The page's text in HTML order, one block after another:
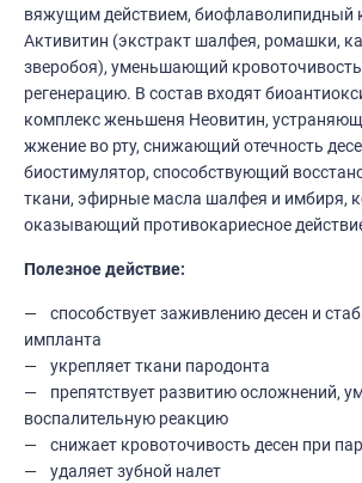
вяжущим действием, биофлаволипидный
Активитин (экстракт шалфея, ромашки,
зверобоя), уменьшающий
регенерацию. В состав входят
комплекс женьшеня Неовитин,
жжение во рту, снижающий отечность
биостимулятор, способствующий
ткани, эфирные масла шалфея и имбиря,
оказывающий противокариесное
Полезное действие:
способствует заживлению десен и
импланта
укрепляет ткани пародонта
препятствует развитию осложнений,
воспалительную реакцию
снижает кровоточивость десен при
удаляет зубной налет